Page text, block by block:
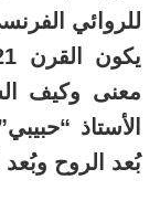
للروائي
معنى وكيف
الأستاذ
بُعد الروح وبُعد